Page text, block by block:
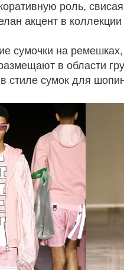
роль,
акцент в
сумочки на
в области
стиле сумок для